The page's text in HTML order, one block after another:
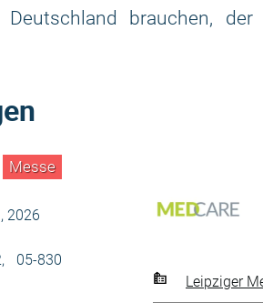
brauchen,
Messe
2026
05-830
Leipziger